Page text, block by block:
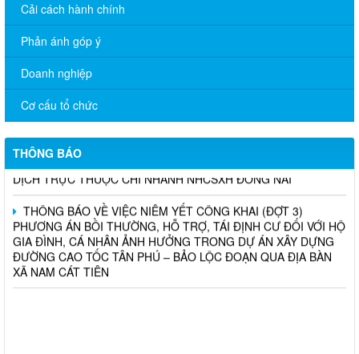
Cải cách hành chính
Phản ánh góp ý
Doanh nghiệp
Cơ cấu tổ chức
THÔNG BÁO
THÔNG BÁO TRIỂN KHAI KHÁM SỨC KHỎE ĐỊNH KỲ CHO
NGƯỜI LAO ĐỘNG NĂM 2026
THÔNG BÁO TUYỂN DỤNG THỦ QUỸ TẠI CÁC PHÒNG GIAO
DỊCH TRỰC THUỘC CHI NHÁNH NHCSXH ĐỒNG NAI
THÔNG BÁO VỀ VIỆC NIÊM YẾT CÔNG KHAI (ĐỢT 3)
PHƯƠNG ÁN BỒI THƯỜNG, HỖ TRỢ, TÁI ĐỊNH CƯ ĐỐI VỚI HỘ
GIA ĐÌNH, CÁ NHÂN ẢNH HƯỞNG TRONG DỰ ÁN XÂY DỰNG
ĐƯỜNG CAO TỐC TÂN PHÚ – BẢO LỘC ĐOẠN QUA ĐỊA BÀN
XÃ NAM CÁT TIÊN